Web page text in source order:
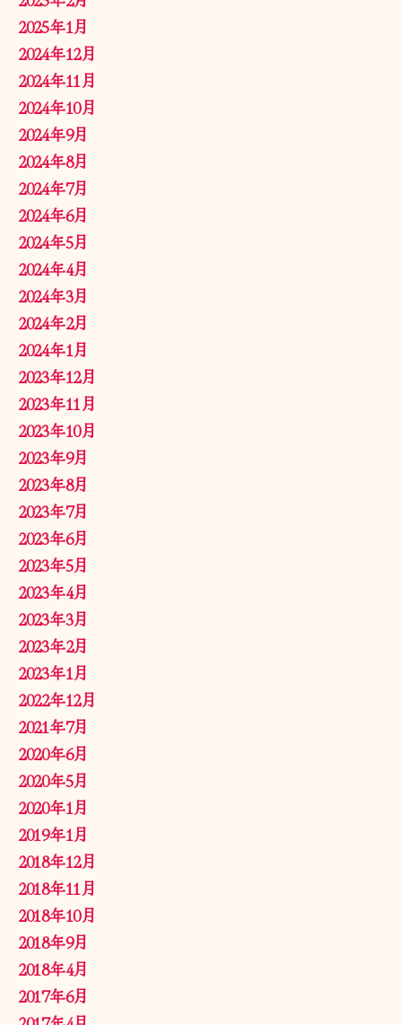
2025年1月
2024年12月
2024年11月
2024年10月
2024年9月
2024年8月
2024年7月
2024年6月
2024年5月
2024年4月
2024年3月
2024年2月
2024年1月
2023年12月
2023年11月
2023年10月
2023年9月
2023年8月
2023年7月
2023年6月
2023年5月
2023年4月
2023年3月
2023年2月
2023年1月
2022年12月
2021年7月
2020年6月
2020年5月
2020年1月
2019年1月
2018年12月
2018年11月
2018年10月
2018年9月
2018年4月
2017年6月